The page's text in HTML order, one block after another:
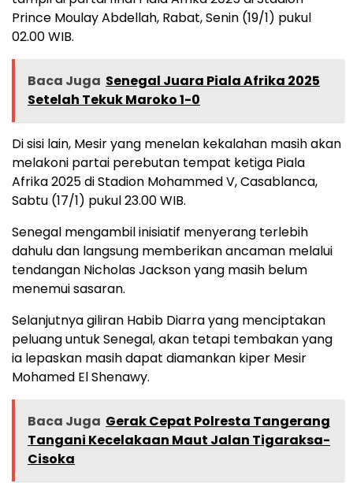
Prince Moulay Abdellah, Rabat, Senin (19/1) pukul
02.00 WIB.
Baca Juga Senegal Juara Piala Afrika 2025
Setelah Tekuk Maroko 1-0
Di sisi lain, Mesir yang menelan kekalahan masih akan
melakoni partai perebutan tempat ketiga Piala
Afrika 2025 di Stadion Mohammed V, Casablanca,
Sabtu (17/1) pukul 23.00 WIB.
Senegal mengambil inisiatif menyerang terlebih
dahulu dan langsung memberikan ancaman melalui
tendangan Nicholas Jackson yang masih belum
menemui sasaran.
Selanjutnya giliran Habib Diarra yang menciptakan
peluang untuk Senegal, akan tetapi tembakan yang
ia lepaskan masih dapat diamankan kiper Mesir
Mohamed El Shenawy.
Baca Juga Gerak Cepat Polresta Tangerang
Tangani Kecelakaan Maut Jalan Tigaraksa-
Cisoka